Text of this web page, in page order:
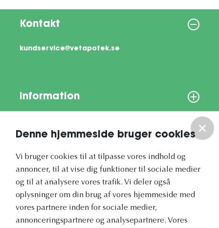
Denne hjemmeside bruger cookies
Vi bruger cookies til at tilpasse vores indhold og
annoncer, til at vise dig funktioner til sociale medier
og til at analysere vores trafik. Vi deler også
oplysninger om din brug af vores hjemmeside med
vores partnere inden for sociale medier,
annonceringspartnere og analysepartnere. Vores
Kontakt
kundservice@vetapotek.se
Information
Vores nyhedsbrev
Vetapotek.dk er en del af